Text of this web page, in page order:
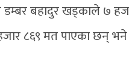
डम्बर बहादुर खड्काले ७
८६९ मत पाएका छन्